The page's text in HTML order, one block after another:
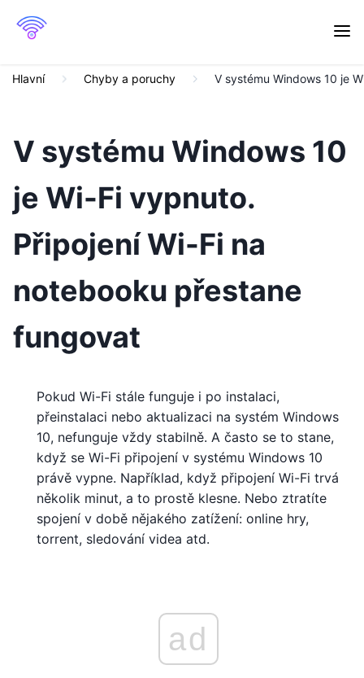
Hlavní Chyby a poruchy V systému Windows 10 je
V systému Windows 10
je Wi-Fi vypnuto.
Připojení Wi-Fi na
notebooku přestane
fungovat
Pokud Wi-Fi stále funguje i po instalaci,
přeinstalaci nebo aktualizaci na systém Windows
10, nefunguje vždy stabilně. A často se to stane,
když se Wi-Fi připojení v systému Windows 10
právě vypne. Například, když připojení Wi-Fi trvá
několik minut, a to prostě klesne. Nebo ztratíte
spojení v době nějakého zatížení: online hry,
torrent, sledování videa atd.
ad